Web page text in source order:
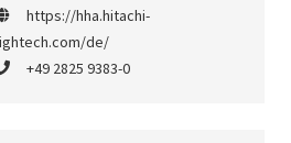
https://hha.hitachi-
de/
+49 2825 9383-0